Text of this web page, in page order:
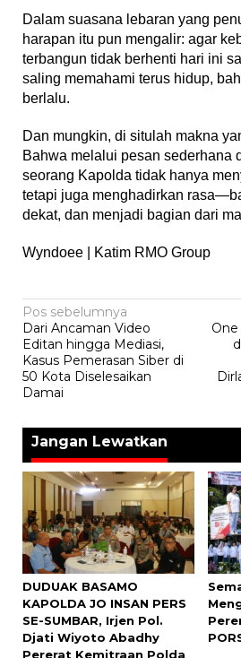
Dalam suasana lebaran yang
harapan itu pun mengalir: agar
terbangun tidak berhenti hari ini
saling memahami terus hidup,
berlalu.
Dan mungkin, di situlah makna
Bahwa melalui pesan sederhana
seorang Kapolda tidak hanya
tetapi juga menghadirkan
dekat, dan menjadi bagian dari
Wyndoee | Katim RMO Group
Navigasi
pos
Pos sebelumnya
Dari Ancaman Video
Editan hingga Mediasi,
Kasus Pemerasan Siber di
50 Kota Diselesaikan
Damai
Jangan Lewatkan
DUDUAK BASAMO
KAPOLDA JO INSAN PERS
SE-SUMBAR, Irjen Pol.
Djati Wiyoto Abadhy
Pererat Kemitraan Polda